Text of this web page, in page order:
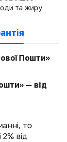
та жиру
Пошти»
— від
то
2% від